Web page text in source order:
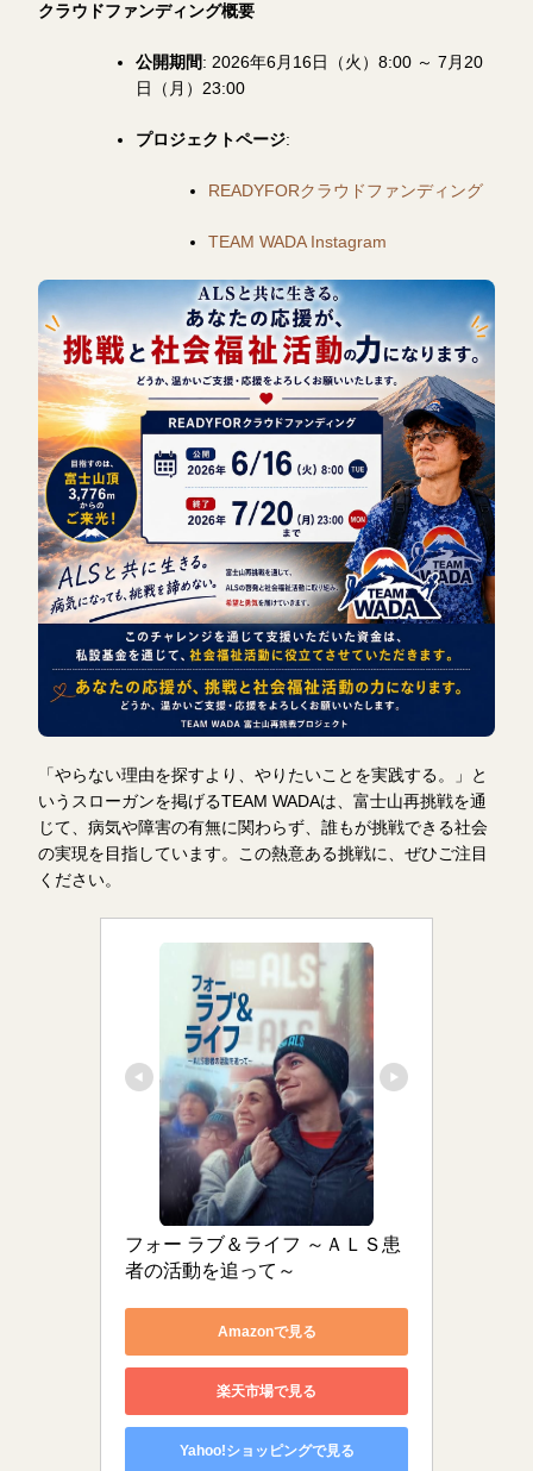
クラウドファンディング概要
公開期間: 2026年6月16日（火）8:00 ～ 7月20
日（月）23:00
プロジェクトページ:
READYFORクラウドファンディング
TEAM WADA Instagram
「やらない理由を探すより、やりたいことを実践する。」と
いうスローガンを掲げるTEAM WADAは、富士山再挑戦を通
じて、病気や障害の有無に関わらず、誰もが挑戦できる社会
の実現を目指しています。この熱意ある挑戦に、ぜひご注目
ください。
フォー ラブ＆ライフ ～ＡＬＳ患
者の活動を追って～
Amazonで見る
楽天市場で見る
Yahoo!ショッピングで見る